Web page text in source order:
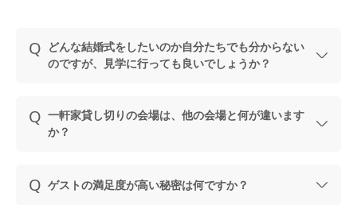
どんな結婚式をしたいのか自分たちでも分からない
のですが、見学に行っても良いでしょうか？
一軒家貸し切りの会場は、他の会場と何が違います
か？
ゲストの満足度が高い秘密は何ですか？